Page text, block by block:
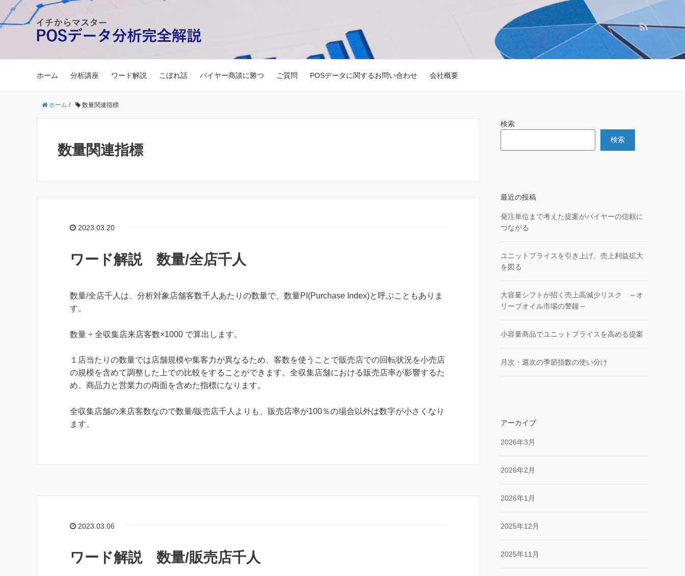
ホーム 分析講座 ワード解説 こぼれ話 バイヤー商談に勝つ ご質問 POSデータに関するお問い合わせ 会社概要
ホーム / 数量関連指標
数量関連指標
2023.03.20
ワード解説 数量/全店千人
数量/全店千人は、分析対象店舗客数千人あたりの数量で、数量PI(Purchase Index)と呼ぶこともありま
す。
数量 ÷ 全収集店来店客数×1000 で算出します。
１店当たりの数量では店舗規模や集客力が異なるため、客数を使うことで販売店での回転状況を小売店
の規模を含めて調整した上での比較をすることができます。全収集店舗における販売店率が影響するた
め、商品力と営業力の両面を含めた指標になります。
全収集店舗の来店客数なので数量/販売店千人よりも、販売店率が100％の場合以外は数字が小さくなり
ます。
2023.03.06
ワード解説 数量/販売店千人
検索
検索
最近の投稿
発注単位まで考えた提案がバイヤーの信頼に
つながる
ユニットプライスを引き上げ、売上利益拡大
を図る
大容量シフトが招く売上高減少リスク ～オ
リーブオイル市場の警鐘～
小容量商品でユニットプライスを高める提案
月次・週次の季節指数の使い分け
アーカイブ
2026年3月
2026年2月
2026年1月
2025年12月
2025年11月